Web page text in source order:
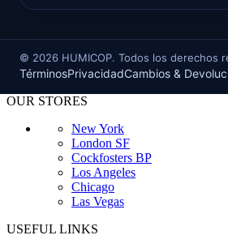
© 2026 HUMICOP. Todos los derechos
TérminosPrivacidadCambios &
OUR STORES
New York
London SF
Cockfosters BP
Los Angeles
Chicago
Las Vegas
USEFUL LINKS